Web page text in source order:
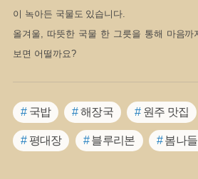
이 녹아든 국물도 있습니다.
올겨울, 따뜻한 국물 한 그릇을 통해 마음까
보면 어떨까요?
#국밥 #해장국 #원주 맛집
#평대장 #블루리본 #봄나들